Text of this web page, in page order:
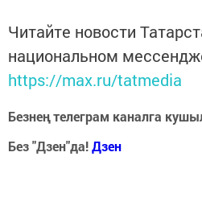
Читайте новости
национальном
https://max.ru/tatmedia
Безнең телеграм каналга
Без "Дзен"да!Дзен